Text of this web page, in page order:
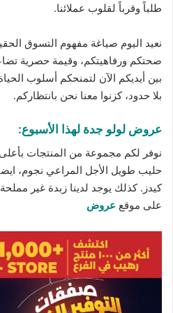
طلباً وقرباً لقلوب عملائنا.
نعيد اليوم صياغة مفهوم التسوق
صحتكم ورفاهيتكم، وقيمة حصرية
بين أيديكم الآن لتمنحكم أسلوب
بلا حدود، كزنوا معنا نحن بانتظاركم.
عروض لولو جدة لهذا الأسبوع:
نوفر لكم مجموعة من المنتجات
حليب طويل الأجل المراعي نجوم،
كيدز. كذلك يوجد لدينا زبدة غير مملحة
على موقع عروض